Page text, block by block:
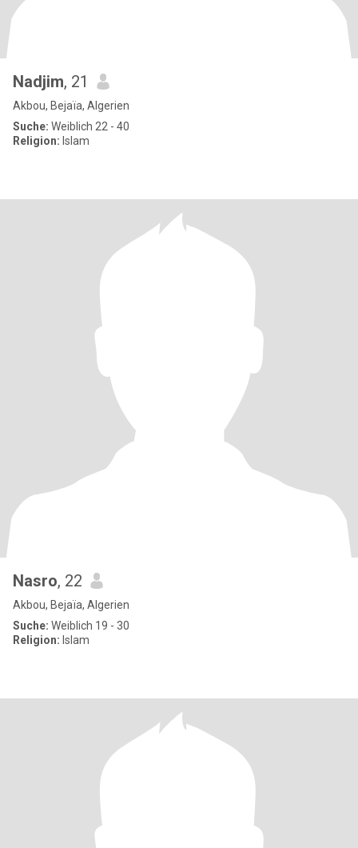
Nadjim, 21
Akbou, Bejaïa, Algerien
Suche: Weiblich 22 - 40
Religion: Islam
Nasro, 22
Akbou, Bejaïa, Algerien
Suche: Weiblich 19 - 30
Religion: Islam